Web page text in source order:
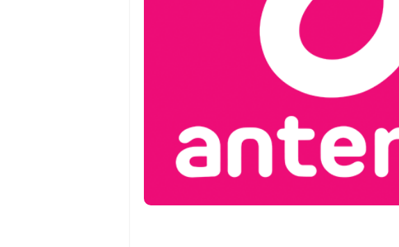
Cara Menghubungi CS Lalamove dan Jam
Cara Mengatasi Aplikasi Gojek Mengalami
DNS Server Gojek Driver Terbaru 2026: Panduan